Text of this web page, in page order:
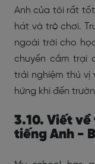
Anh của tôi rất
hát và trò chơi.
ngoài trời cho
chuyến cắm trại
trải nghiệm thú vị
hứng khi đến
3.10. Viết
tiếng Anh -